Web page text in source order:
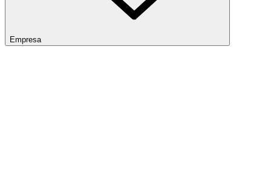
Empresa